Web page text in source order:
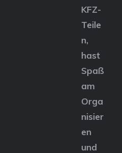
KFZ-
Teile
n,
hast
Spaß
am
Orga
nisier
en
und